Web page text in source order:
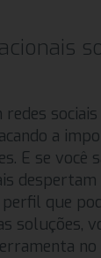
a
E se você
que
soluções,